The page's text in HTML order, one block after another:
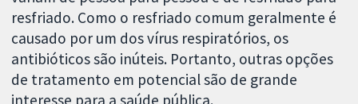
resfriado. Como o resfriado comum geralmente é
causado por um dos vírus respiratórios, os
antibióticos são inúteis. Portanto, outras opções
de tratamento em potencial são de grande
interesse para a saúde pública.